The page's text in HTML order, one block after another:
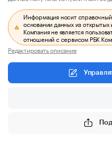
Информация носит
основании данных из открытых
Компания не является
отношений с сервисом РБК
Редактировать описание